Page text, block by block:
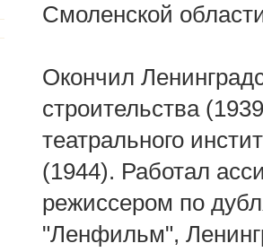
Смоленской
Окончил
строительства
театрального
(1944). Работал
режиссером по
"Ленфильм",